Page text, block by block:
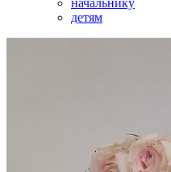
начальнику
детям